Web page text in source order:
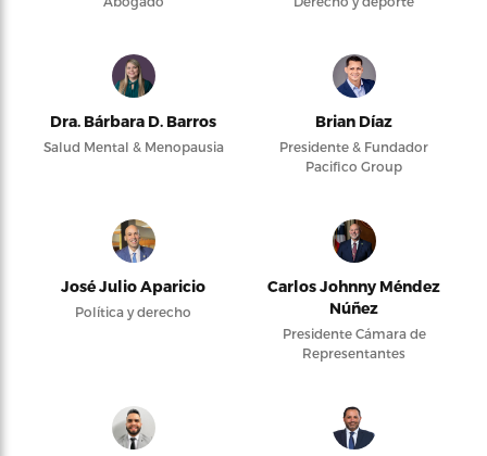
Dra. Bárbara D. Barros
Salud Mental & Menopausia
Brian Díaz
Presidente & Fundador
Pacifico Group
José Julio Aparicio
Política y derecho
Carlos Johnny Méndez
Núñez
Presidente Cámara de
Representantes